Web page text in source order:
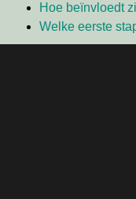
Hoe beïnvloedt
Welke eerste